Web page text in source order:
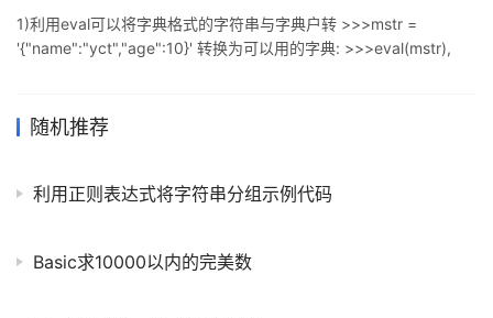
1)利用eval可以将字典格式的字符串与字典户转 >>>mstr =
'{"name":"yct","age":10}' 转换为可以用的字典: >>>eval(mstr),
随机推荐
利用正则表达式将字符串分组示例代码
Basic求10000以内的完美数